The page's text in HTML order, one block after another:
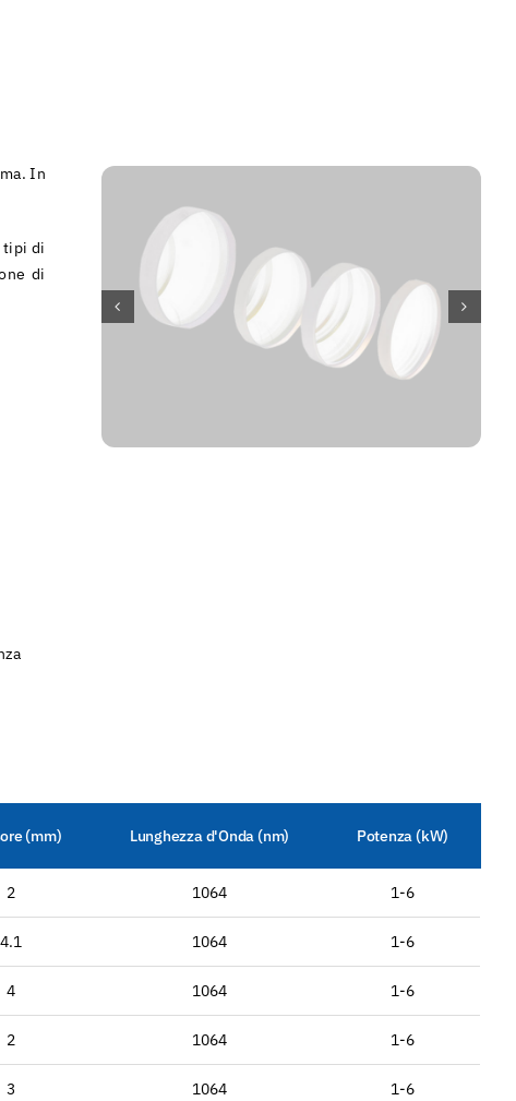
In
tipi di
di
(mm) Lunghezza d'Onda (nm) Potenza (kW)
2 1064 1-6
4.1 1064 1-6
4 1064 1-6
2 1064 1-6
3 1064 1-6